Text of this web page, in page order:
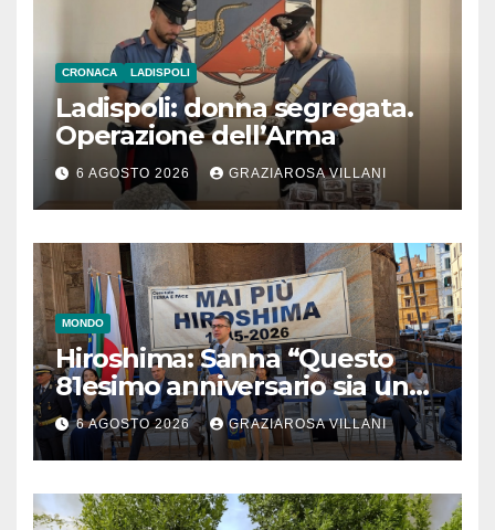
CRONACA LADISPOLI
Ladispoli: donna segregata.
Operazione dell’Arma
6 AGOSTO 2026 GRAZIAROSA VILLANI
MONDO
Hiroshima: Sanna “Questo
81esimo anniversario sia un
monito per tutti”
6 AGOSTO 2026 GRAZIAROSA VILLANI